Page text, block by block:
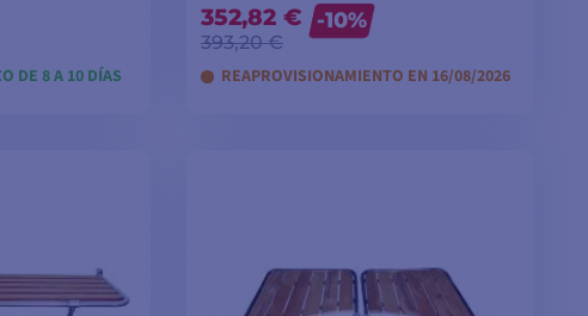
DE 8 A 10 DÍAS
352,82 €
393,20 €
-10%
REAPROVISIONAMIENTO EN 16/08/2026